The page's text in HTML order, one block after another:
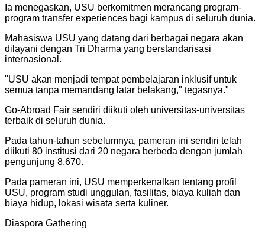
Ia menegaskan, USU berkomitmen merancang program-
program transfer experiences bagi kampus di seluruh dunia.
Mahasiswa USU yang datang dari berbagai negara akan
dilayani dengan Tri Dharma yang berstandarisasi
internasional.
"USU akan menjadi tempat pembelajaran inklusif untuk
semua tanpa memandang latar belakang," tegasnya."
Go-Abroad Fair sendiri diikuti oleh universitas-universitas
terbaik di seluruh dunia.
Pada tahun-tahun sebelumnya, pameran ini sendiri telah
diikuti 80 institusi dari 20 negara berbeda dengan jumlah
pengunjung 8.670.
Pada pameran ini, USU memperkenalkan tentang profil
USU, program studi unggulan, fasilitas, biaya kuliah dan
biaya hidup, lokasi wisata serta kuliner.
Diaspora Gathering